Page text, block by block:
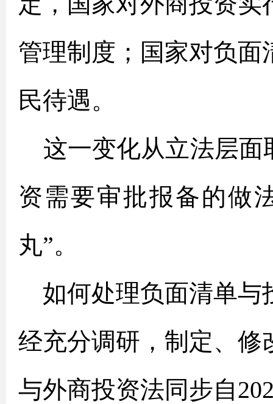
管理制度；国家对负
民待遇。
这一变化从立法层面
资需要审批报备的做
丸”。
如何处理负面清单与
经充分调研，制定、修
与外商投资法同步自